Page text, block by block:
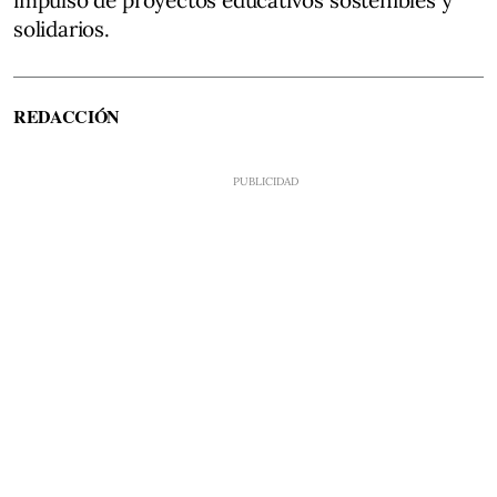
solidarios.
REDACCIÓN